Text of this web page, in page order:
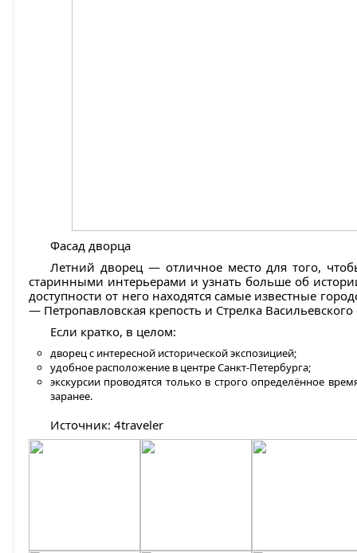
Фасад дворца
Летний дворец — отличное место для того,
старинными интерьерами и узнать больше об
доступности от него находятся самые известные
— Петропавловская крепость и Стрелка Васильевского
Если кратко, в целом:
дворец с интересной исторической экспозицией;
удобное расположение в центре Санкт-Петербурга;
экскурсии проводятся только в строго определённое
заранее.
Источник: 4traveler